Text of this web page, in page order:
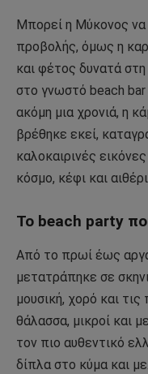
Μπορεί η Μύκονος να
προβολής, όμως η
και φέτος δυνατά
στο γνωστό beach bar
ακόμη μια χρονιά, η
βρέθηκε εκεί,
καλοκαιρινές
κόσμο, κέφι και
Το beach party
Από το πρωί έως
μετατράπηκε σε
μουσική, χορό και
θάλασσα, μικροί και
τον πιο αυθεντικό
δίπλα στο κύμα και